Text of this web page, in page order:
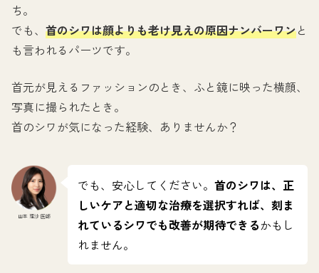
ち。
でも、 首のシワは顔よりも老け見えの原因ナンバーワンと
も言われるパーツです。
首元が見えるファッションのとき、ふと鏡に映った横顔、
写真に撮られたとき。
首のシワが気になった経験、ありませんか？
山本 理沙 医師
でも、安心してください。首のシワは、正
しいケアと適切な治療を選択すれば、刻ま
れているシワでも改善が期待できるかもし
れません。